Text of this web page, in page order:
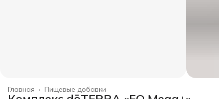
Пищевые добавки
Главная ›